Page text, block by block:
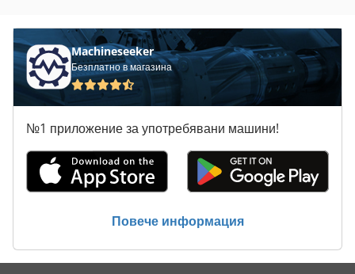
Място На Производство
Перална Машина На Част От
Подреждат Една Върху Друга
Производство На Строителни Материали
Machineseeker
Безплатно в магазина
№1 приложение за употребявани машини!
Повече информация